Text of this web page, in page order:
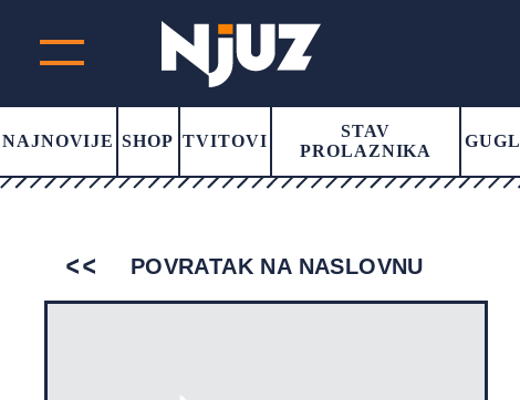
NAJNOVIJE SHOP TVITOVI
STAV
PROLAZNIKA
GUGL
POVRATAK NA NASLOVNU